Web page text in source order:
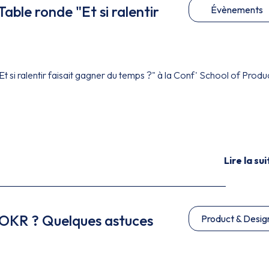
ronde "Et si ralentir Évènements
si ralentir faisait gagner du temps ?" à la Conf' School of
Lire la
? Quelques astuces Product &